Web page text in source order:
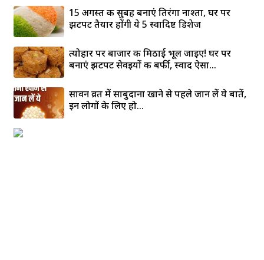
15 अगस्त की सुबह बनाएं तिरंगा नाश्ता, घर पर
झटपट तैयार होंगी ये 5 स्वादिष्ट डिशेज
त्योहार पर बाजार की मिठाई भूल जाइए! घर पर
बनाएं झटपट सेवइयों की बर्फी, स्वाद ऐसा...
सावन व्रत में साबुदाना खाने से पहले जान लें ये बातें,
इन लोगों के लिए हो...